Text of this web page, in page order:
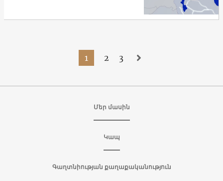
1 2 3
Մեր մասին
Կապ
Գաղտնիության քաղաքականություն